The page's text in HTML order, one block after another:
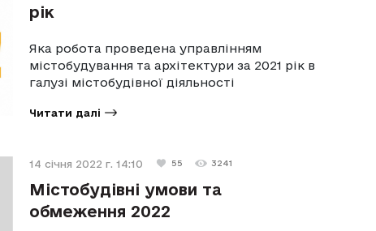
рік
Яка робота проведена управлінням
містобудування та архітектури за 2021 рік в
галузі містобудівної діяльності
Читати далі
14 січня 2022 г. 14:10 55 3241
Містобудівні умови та
обмеження 2022